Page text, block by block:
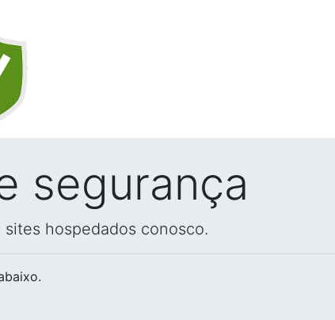
segurança
hospedados conosco.